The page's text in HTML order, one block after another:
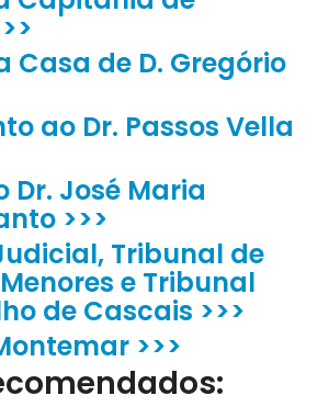
Casa de D. Gregório
ao Dr. Passos Vella
Dr. José Maria
>>>
Tribunal de
e Tribunal
de Cascais >>>
>>>